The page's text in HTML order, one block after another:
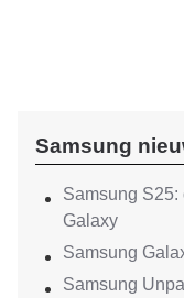
Samsung
Samsung S25:
Galaxy
Samsung
Samsung